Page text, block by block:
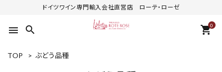
ドイツワイン専門輸入会社直営店 ローテ・ローゼ
menu search 0
shopping_cart
TOP > ぶどう品種